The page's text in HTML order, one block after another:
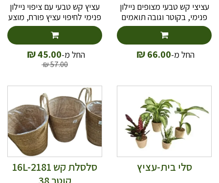
עציצי קש טבעי מצופים ניילון
פנימי, בקוטר וגובה תואמים
בארבעה גדלים: 25, 28, 31
החל מ-66.00
₪
עציץ קש טבעי עם ציפוי ניילון
פנימי לחיפוי עציץ פורח, מוצע
בשתי מידות ובמגוון צורות
קליעה על רגליים.
החל מ-45.00
₪
57.00
₪
סלי בית-עציץ
סלסלת קש 16L-2181